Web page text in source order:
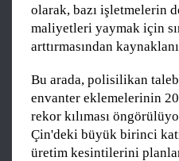
olarak, bazı işletmelerin
maliyetleri yaymak için
arttırmasından
Bu arada, polisilikan
envanter eklemelerinin
rekor kılıması
Çin'deki büyük birinci
üretim kesintilerini